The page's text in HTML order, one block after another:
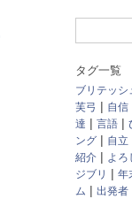
タグ一覧
ブリテッシ
芙弓 | 自信
達 | 言語 |
ング | 自立
紹介 | よろ
ジブリ | 年
ム | 出発者